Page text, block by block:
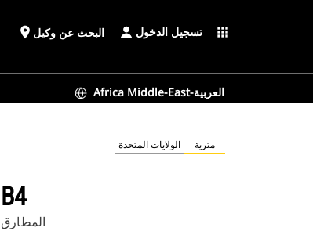
place البحث عن وكيل تسجيل الدخول apps
Africa Middle-East-العربية
الولايات المتحدة مترية
B4
المطارق